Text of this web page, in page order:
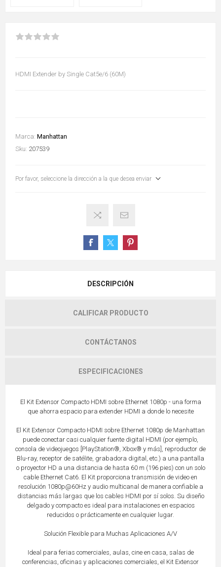
HDMI Extender by Single Cat5e/6 (60M)
Marca: Manhattan
Sku: 207539
Por favor, seleccione la dirección a la que desea enviar
DESCRIPCIÓN
CALIFICAR PRODUCTO
CONTÁCTANOS
ESPECIFICACIONES
El Kit Extensor Compacto HDMI sobre Ethernet 1080p - una forma
que ahorra espacio para extender HDMI a donde lo necesite
El Kit Extensor Compacto HDMI sobre Ethernet 1080p de Manhattan
puede conectar casi cualquier fuente digital HDMI (por ejemplo,
consola de videojuegos [PlayStation®, Xbox® y más], reproductor de
Blu-ray, receptor de satélite, grabadora digital, etc.) a una pantalla
o proyector HD a una distancia de hasta 60 m (196 pies) con un solo
cable Ethernet Cat6. El Kit proporciona transmisión de video en
resolución 1080p@60Hz y audio multicanal de manera confiable a
distancias más largas que los cables HDMI por sí solos. Su diseño
delgado y compacto es ideal para instalaciones en espacios
reducidos o prácticamente en cualquier lugar.
Solución Flexible para Muchas Aplicaciones A/V
Ideal para ferias comerciales, aulas, cine en casa, salas de
conferencias, oficinas y aplicaciones comerciales, el Kit Extensor